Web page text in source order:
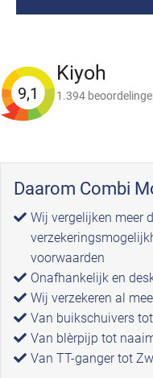
9,1
Kiyoh
1.394
Daarom Combi
Wij vergelijken meer
voorwaarden
Onafhankelijk en
Wij verzekeren al
Van buikschuivers
Van blèrpijp tot
Van TT-ganger tot